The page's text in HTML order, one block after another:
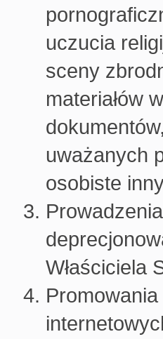
uczucia
sceny
materiałów
uważanych
osobiste
Właściciela